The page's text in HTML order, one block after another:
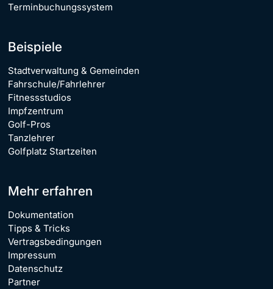
Terminbuchungssystem
Beispiele
Stadtverwaltung & Gemeinden
Fahrschule/Fahrlehrer
Fitnessstudios
Impfzentrum
Golf-Pros
Tanzlehrer
Golfplatz Startzeiten
Mehr erfahren
Dokumentation
Tipps & Tricks
Vertragsbedingungen
Impressum
Datenschutz
Partner